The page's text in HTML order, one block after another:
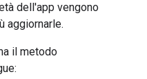
dell'app vengono
aggiornarle.
il metodo